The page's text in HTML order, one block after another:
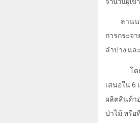
จำนวนผู้เข้
ลานน
การกระจ
ลำปาง แ
โด
เสนอใน 6
ผลิตสินค้า
ป่าไม้ หรือ